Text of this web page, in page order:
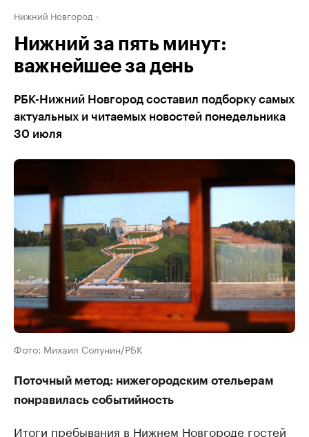
Нижний Новгород
Нижний за пять минут:
важнейшее за день
РБК-Нижний Новгород составил подборку самых
актуальных и читаемых новостей понедельника
30 июля
Фото: Михаил Солунин/РБК
Поточный метод: нижегородским отельерам
понравилась событийность
Итоги пребывания в Нижнем Новгороде гостей